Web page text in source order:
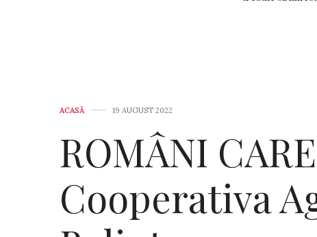
ACASĂ 19 AUGUST 2022
ROMÂNI
Cooperativa